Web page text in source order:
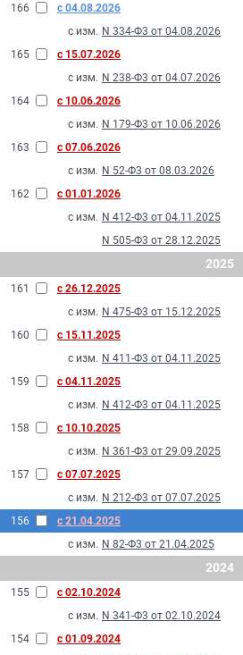
166
с 04.08.2026
с изм. N 334-Ф3 от 04.08.2026
165
с 15.07.2026
с изм. N 238-Ф3 от 04.07.2026
164
с 10.06.2026
с изм. N 179-Ф3 от 10.06.2026
163
с 07.06.2026
с изм. N 52-Ф3 от 08.03.2026
162
с 01.01.2026
с изм. N 412-Ф3 от 04.11.2025
N 505-Ф3 от 28.12.2025
2025
161
с 26.12.2025
с изм. N 475-Ф3 от 15.12.2025
160
с 15.11.2025
с изм. N 411-Ф3 от 04.11.2025
159
с 04.11.2025
с изм. N 412-Ф3 от 04.11.2025
158
с 10.10.2025
с изм. N 361-Ф3 от 29.09.2025
157
с 07.07.2025
с изм. N 212-Ф3 от 07.07.2025
156
с 21.04.2025
с изм. N 82-Ф3 от 21.04.2025
2024
155
с 02.10.2024
с изм. N 341-Ф3 от 02.10.2024
154
с 01.09.2024